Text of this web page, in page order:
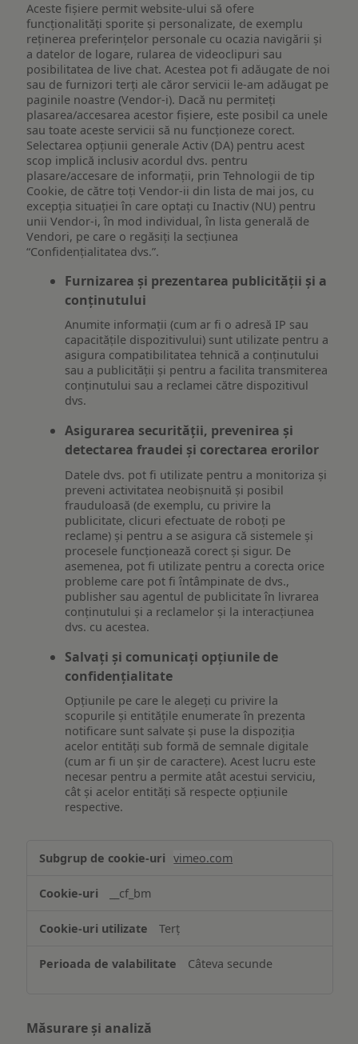
Aceste fișiere permit website-ului să ofere
funcționalități sporite și personalizate, de exemplu
reţinerea preferinţelor personale cu ocazia navigării și
a datelor de logare, rularea de videoclipuri sau
posibilitatea de live chat. Acestea pot fi adăugate de noi
sau de furnizori terți ale căror servicii le-am adăugat pe
paginile noastre (Vendor-i). Dacă nu permiteți
plasarea/accesarea acestor fișiere, este posibil ca unele
sau toate aceste servicii să nu funcționeze corect.
Selectarea opțiunii generale Activ (DA) pentru acest
scop implică inclusiv acordul dvs. pentru
plasare/accesare de informații, prin Tehnologii de tip
Cookie, de către toți Vendor-ii din lista de mai jos, cu
excepția situației în care optați cu Inactiv (NU) pentru
unii Vendor-i, în mod individual, în lista generală de
Vendori, pe care o regăsiți la secțiunea
“Confidențialitatea dvs.”.
Furnizarea și prezentarea publicității și a
conținutului
Anumite informații (cum ar fi o adresă IP sau
capacitățile dispozitivului) sunt utilizate pentru a
asigura compatibilitatea tehnică a conținutului
sau a publicității și pentru a facilita transmiterea
conținutului sau a reclamei către dispozitivul
dvs.
Asigurarea securității, prevenirea și
detectarea fraudei și corectarea erorilor
Datele dvs. pot fi utilizate pentru a monitoriza și
preveni activitatea neobișnuită și posibil
frauduloasă (de exemplu, cu privire la
publicitate, clicuri efectuate de roboți pe
reclame) și pentru a se asigura că sistemele și
procesele funcționează corect și sigur. De
asemenea, pot fi utilizate pentru a corecta orice
probleme care pot fi întâmpinate de dvs.,
publisher sau agentul de publicitate în livrarea
conținutului și a reclamelor și la interacțiunea
dvs. cu acestea.
Salvați și comunicați opțiunile de
confidențialitate
Opțiunile pe care le alegeți cu privire la
scopurile și entitățile enumerate în prezenta
notificare sunt salvate și puse la dispoziția
acelor entități sub formă de semnale digitale
(cum ar fi un șir de caractere). Acest lucru este
necesar pentru a permite atât acestui serviciu,
cât și acelor entități să respecte opțiunile
respective.
Asigurarea
funcționalităților
website-
ului
vimeo.com
__cf_bm
Terț
Câteva secunde
Măsurare și analiză